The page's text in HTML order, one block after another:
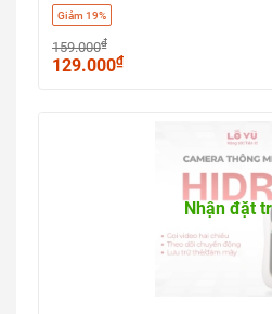
Giảm 19%
159.000₫
129.000₫
Nhận đặt